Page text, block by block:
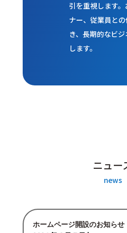
引を重視します
ナー、従業員と
き、長期的なビ
します。
ニュー
news
ホームページ開設のお知らせ